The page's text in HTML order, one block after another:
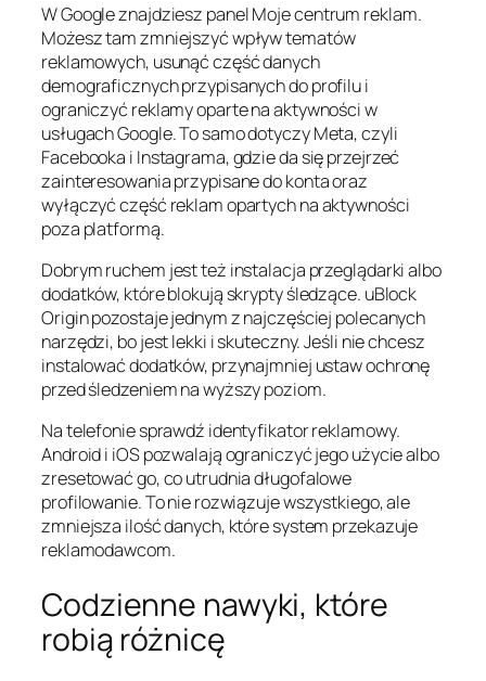
W Google znajdziesz panelMoje centrum reklam.
Możesz tam zmniejszyć wpływ tematów
reklamowych, usunąć część danych
demograficznych przypisanych do profilu i
ograniczyć reklamy oparte na aktywności w
usługach Google. To samo dotyczy Meta, czyli
Facebooka i Instagrama, gdzie da się przejrzeć
zainteresowania przypisane do konta oraz
wyłączyć część reklam opartych na aktywności
poza platformą.
Dobrym ruchem jest też instalacja przeglądarki albo
dodatków, które blokują skrypty śledzące. uBlock
Origin pozostaje jednym z najczęściej polecanych
narzędzi, bo jest lekki i skuteczny. Jeśli nie chcesz
instalować dodatków, przynajmniej ustaw ochronę
przed śledzeniem na wyższy poziom.
Na telefonie sprawdź identyfikator reklamowy.
Android i iOS pozwalają ograniczyć jego użycie albo
zresetować go, co utrudnia długofalowe
profilowanie. To nie rozwiązuje wszystkiego, ale
zmniejsza ilość danych, które system przekazuje
reklamodawcom.
Codzienne nawyki, które
robią różnicę